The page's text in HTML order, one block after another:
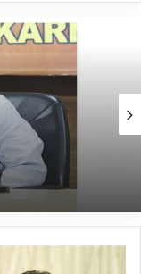
ನಡೆ
ಬೊಮ್ಮಾಯಿ*